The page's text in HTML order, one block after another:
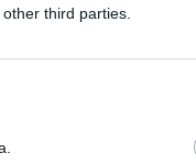
third parties.δείκτες
έρευνες κοινής